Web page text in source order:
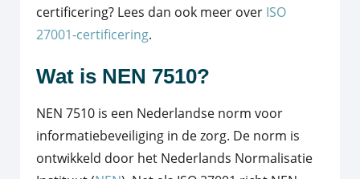
certificering? Lees dan ook meer over ISO
27001-certificering.
Wat is NEN 7510?
NEN 7510 is een Nederlandse norm voor
informatiebeveiliging in de zorg. De norm is
ontwikkeld door het Nederlands Normalisatie